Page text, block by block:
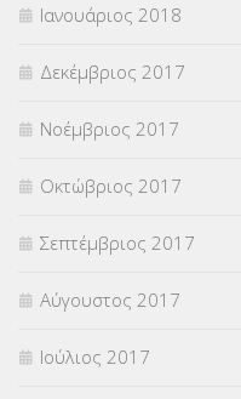
Ιανουάριος 2018
Δεκέμβριος 2017
Νοέμβριος 2017
Οκτώβριος 2017
Σεπτέμβριος 2017
Αύγουστος 2017
Ιούλιος 2017